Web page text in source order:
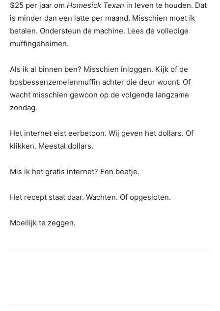
$25 per jaar om Homesick Texan in leven te houden. Dat
is minder dan een latte per maand. Misschien moet ik
betalen. Ondersteun de machine. Lees de volledige
muffingeheimen.
Als ik al binnen ben? Misschien inloggen. Kijk of de
bosbessenzemelenmuffin achter die deur woont. Of
wacht misschien gewoon op de volgende langzame
zondag.
Het internet eist eerbetoon. Wij geven het dollars. Of
klikken. Meestal dollars.
Mis ik het gratis internet? Een beetje.
Het recept staat daar. Wachten. Of opgesloten.
Moeilijk te zeggen.